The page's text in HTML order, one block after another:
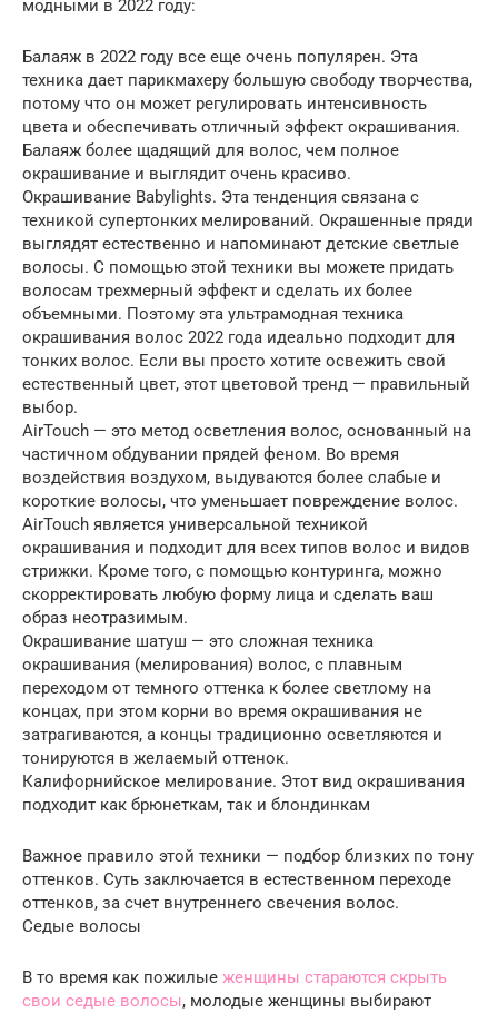
модными в 2022 году:
Балаяж в 2022 году все еще очень популярен. Эта
техника дает парикмахеру большую свободу творчества,
потому что он может регулировать интенсивность
цвета и обеспечивать отличный эффект окрашивания.
Балаяж более щадящий для волос, чем полное
окрашивание и выглядит очень красиво.
Окрашивание Babylights. Эта тенденция связана с
техникой супертонких мелирований. Окрашенные пряди
выглядят естественно и напоминают детские светлые
волосы. С помощью этой техники вы можете придать
волосам трехмерный эффект и сделать их более
объемными. Поэтому эта ультрамодная техника
окрашивания волос 2022 года идеально подходит для
тонких волос. Если вы просто хотите освежить свой
естественный цвет, этот цветовой тренд — правильный
выбор.
AirTouch — это метод осветления волос, основанный на
частичном обдувании прядей феном. Во время
воздействия воздухом, выдуваются более слабые и
короткие волосы, что уменьшает повреждение волос.
AirTouch является универсальной техникой
окрашивания и подходит для всех типов волос и видов
стрижки. Кроме того, с помощью контуринга, можно
скорректировать любую форму лица и сделать ваш
образ неотразимым.
Окрашивание шатуш — это сложная техника
окрашивания (мелирования) волос, с плавным
переходом от темного оттенка к более светлому на
концах, при этом корни во время окрашивания не
затрагиваются, а концы традиционно осветляются и
тонируются в желаемый оттенок.
Калифорнийское мелирование. Этот вид окрашивания
подходит как брюнеткам, так и блондинкам
Важное правило этой техники — подбор близких по тону
оттенков. Суть заключается в естественном переходе
оттенков, за счет внутреннего свечения волос.
Седые волосы
В то время как пожилые женщины стараются скрыть
свои седые волосы, молодые женщины выбирают